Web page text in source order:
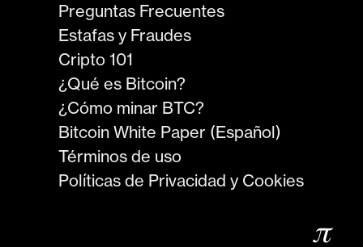
Preguntas Frecuentes
Estafas y Fraudes
Cripto 101
¿Qué es Bitcoin?
¿Cómo minar BTC?
Bitcoin White Paper (Español)
Términos de uso
Políticas de Privacidad y Cookies
𝜋